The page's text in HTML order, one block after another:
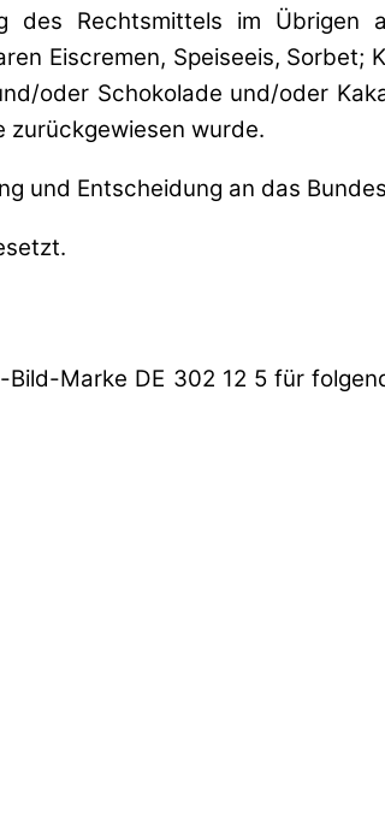
des Rechtsmittels im
Eiscremen, Speiseeis, Sorbet;
oder Schokolade und/oder
zurückgewiesen wurde.
und Entscheidung an das
Marke DE 302 12 5 für